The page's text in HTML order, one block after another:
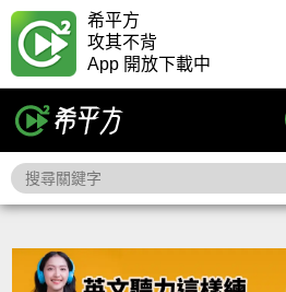
希平方
攻其不背
App 開放下載中